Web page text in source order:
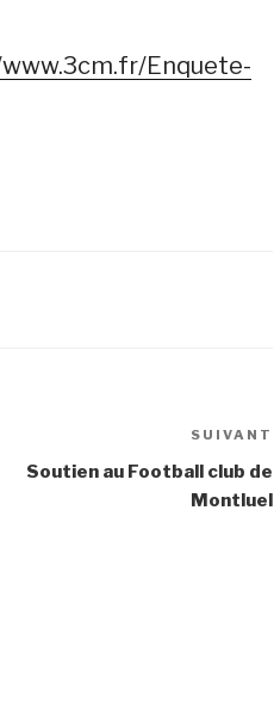
Enquete-
SUIVANT
Soutien au Football club de
Montluel